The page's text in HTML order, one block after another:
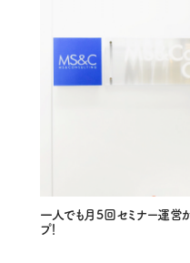
一人でも月５回セミナー運営
プ！